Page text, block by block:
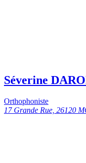
Séverine
Orthophoniste
17 Grande Rue, 26120